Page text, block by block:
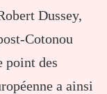
Dussey,
Cotonou
point des
a ainsi